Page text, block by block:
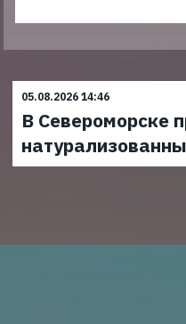
05.08.2026 14:46
В Североморске